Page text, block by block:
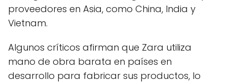
proveedores en Asia, como China, India y
Vietnam.
Algunos críticos afirman que Zara utiliza
mano de obra barata en países en
desarrollo para fabricar sus productos, lo